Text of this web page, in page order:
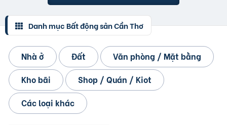
Danh mục Bất động sản Cần Thơ
Nhà ở Đất
Văn phòng / Mặt bằng
Kho bãi
Shop / Quán / Kiot
Các loại khác